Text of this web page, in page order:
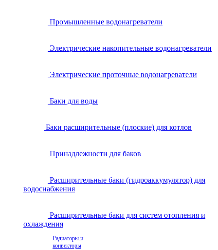
Промышленные водонагреватели
Электрические накопительные водонагреватели
Электрические проточные водонагреватели
Баки для воды
Баки расширительные (плоские) для котлов
Принадлежности для баков
Расширительные баки (гидроаккумулятор) для
водоснабжения
Расширительные баки для систем отопления и
охлаждения
Радиаторы и
конвекторы